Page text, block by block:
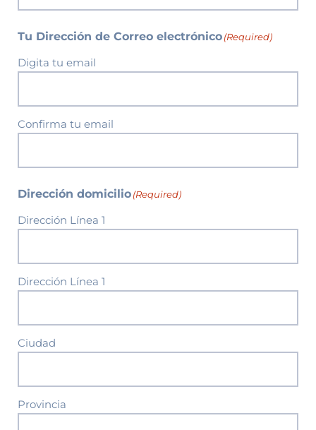
Tu Dirección de Correo electrónico(Required)
Digita tu email
Confirma tu email
Dirección domicilio(Required)
Dirección Línea 1
Dirección Línea 1
Ciudad
Provincia